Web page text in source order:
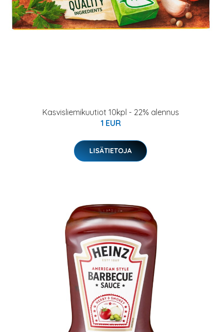
Kasvisliemikuutiot 10kpl - 22% alennus
1 EUR
LISÄTIETOJA